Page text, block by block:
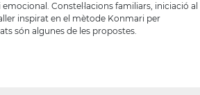
Constel·lacions familiars, iniciació al
inspirat en el mètode Konmari per
són algunes de les propostes.